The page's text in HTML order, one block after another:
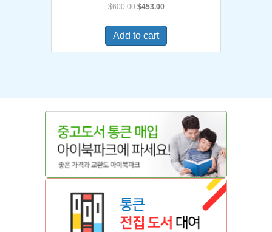
Rated
$600.00 Original
was:
$600.00.
$453.00Current
is:
Add to cart